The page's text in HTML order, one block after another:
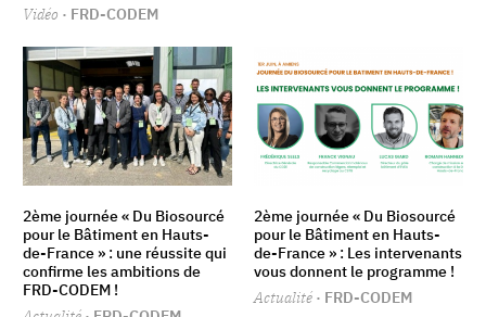
Vidéo · FRD-CODEM
2ème journée « Du Biosourcé
pour le Bâtiment en Hauts-
de-France » : une réussite qui
confirme les ambitions de
FRD-CODEM !
2ème journée « Du Biosourcé
pour le Bâtiment en Hauts-
de-France » : Les intervenants
vous donnent le programme !
Actualité · FRD-CODEM